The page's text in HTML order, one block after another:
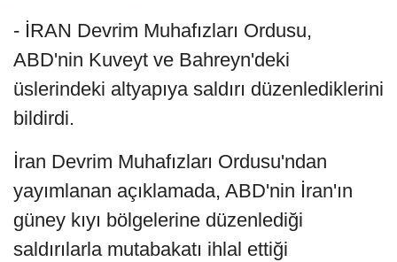
- İRAN Devrim Muhafızları Ordusu,
ABD'nin Kuveyt ve Bahreyn'deki
üslerindeki altyapıya saldırı düzenlediklerini
bildirdi.
İran Devrim Muhafızları Ordusu'ndan
yayımlanan açıklamada, ABD'nin İran'ın
güney kıyı bölgelerine düzenlediği
saldırılarla mutabakatı ihlal ettiği